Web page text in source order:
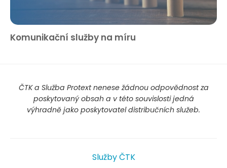
Komunikační služby na míru
ČTK a Služba Protext nenese žádnou odpovědnost za
poskytovaný obsah a v této souvislosti jedná
výhradně jako poskytovatel distribučních služeb.
Služby ČTK